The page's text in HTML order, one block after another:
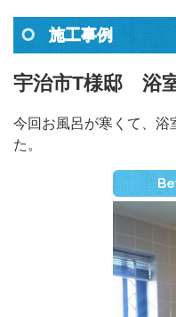
施工事例
宇治市T様邸 浴
今回お風呂が寒くて、浴
た。